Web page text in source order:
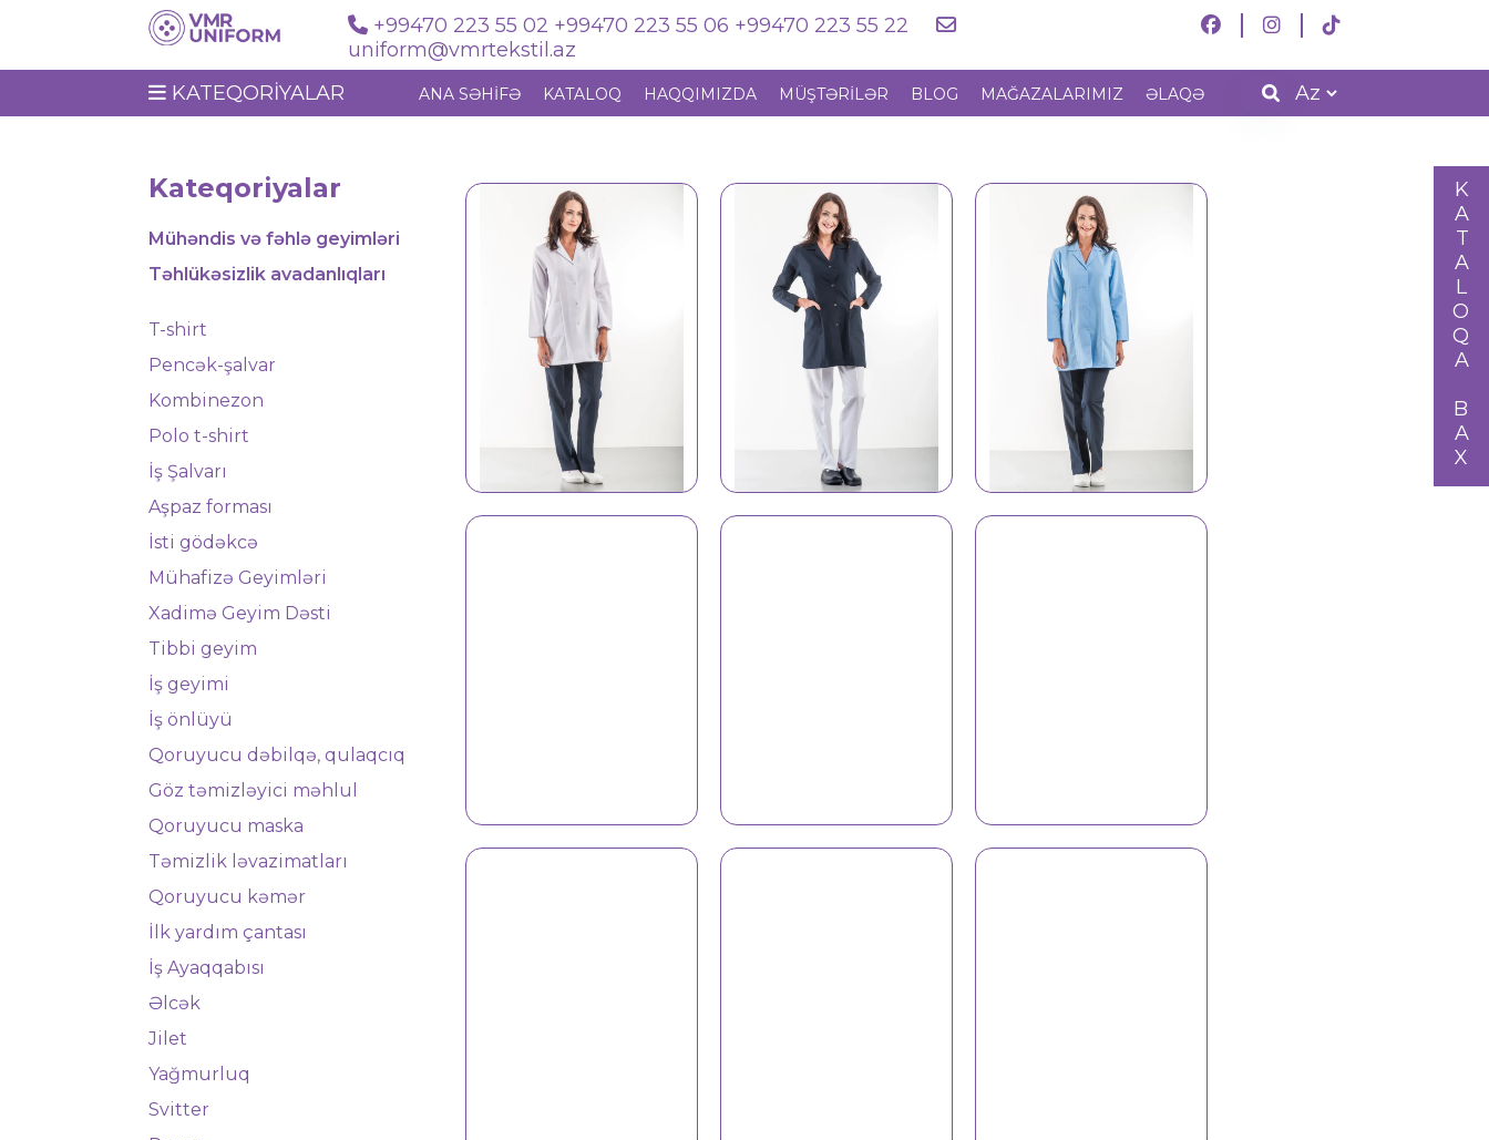
+99470 223 55 02 +99470 223 55 06 +99470 223 55 22
uniform@vmrtekstil.az
KATEQORIYALAR
ANA SƏHIFƏ KATALOQ HAQQIMIZDA MÜŞTƏRILƏR BLOG MAĞAZALARIMIZ ƏLAQƏ
KATALOQA BAX
Kateqoriyalar
Mühəndis və fəhlə geyimləri
Təhlükəsizlik avadanlıqları
T-shirt
Pencək-şalvar
Kombinezon
Polo t-shirt
İş Şalvarı
Aşpaz forması
İsti gödəkcə
Mühafizə Geyimləri
Xadimə Geyim Dəsti
Tibbi geyim
İş geyimi
İş önlüyü
Qoruyucu dəbilqə, qulaqcıq
Göz təmizləyici məhlul
Qoruyucu maska
Təmizlik ləvazimatları
Qoruyucu kəmər
İlk yardım çantası
İş Ayaqqabısı
Əlcək
Jilet
Yağmurluq
Svitter
İş geyimi 6105 İş geyimi 4505